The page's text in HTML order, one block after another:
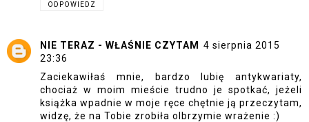
ODPOWIEDZ
NIE TERAZ - WŁAŚNIE CZYTAM 4 sierpnia 2015
23:36
Zaciekawiłaś mnie, bardzo lubię antykwariaty,
chociaż w moim mieście trudno je spotkać, jeżeli
książka wpadnie w moje ręce chętnie ją przeczytam,
widzę, że na Tobie zrobiła olbrzymie wrażenie :)